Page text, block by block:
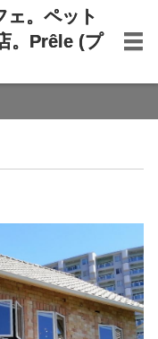
ェ。ペット
。Prêle (プ